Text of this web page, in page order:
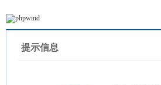
提示信息